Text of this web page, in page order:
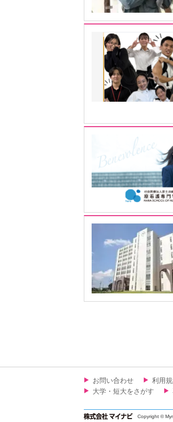
お問い合わせ 利用
大学・短大をさがす
Copyright ©